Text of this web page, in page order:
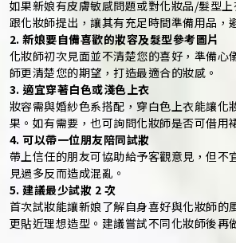
如果新娘有皮膚敏感問題或對化妝品/髮型
跟化妝師提出，讓其有充足時間準備用品，
2. 新娘要自備喜歡的妝容及髮型參考圖片
化妝師初次見面並不清楚您的喜好，準備心
師更清楚您的期望，打造最適合的妝感。
3. 適宜穿著白色或淺色上衣
妝容需與婚紗色系搭配，穿白色上衣能讓化
果。如有需要，也可詢問化妝師是否可借用
4. 可以帶一位朋友陪同試妝
帶上信任的朋友可協助給予客觀意見，但不
見過多反而造成混亂。
5. 建議最少試妝 2 次
首次試妝能讓新娘了解自身喜好與化妝師的
更貼近理想造型。建議嘗試不同化妝師後再